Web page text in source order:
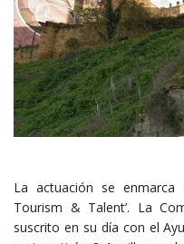
La actuación se enmarca
Tourism & Talent’. La
suscrito en su día con el